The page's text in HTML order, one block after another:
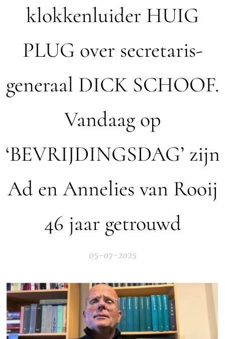
klokkenluider HUIG
PLUG over secretaris-
generaal DICK SCHOOF.
Vandaag op
‘BEVRIJDINGSDAG’ zijn
Ad en Annelies van Rooij
46 jaar getrouwd
05-07-2025